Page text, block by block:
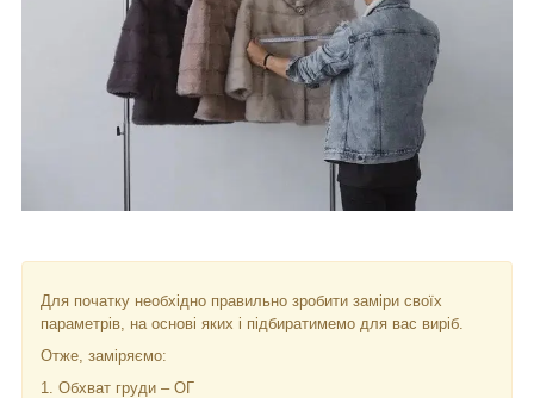
Для початку необхідно правильно зробити заміри своїх
параметрів, на основі яких і підбиратимемо для вас виріб.
Отже, заміряємо:
1. Обхват груди – ОГ